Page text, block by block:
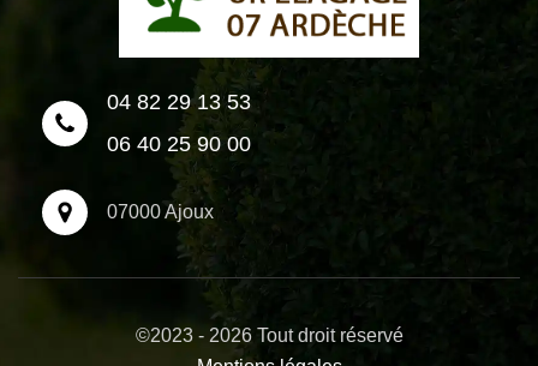
04 82 29 13 53
06 40 25 90 00
07000 Ajoux
©2023 - 2026 Tout droit réservé